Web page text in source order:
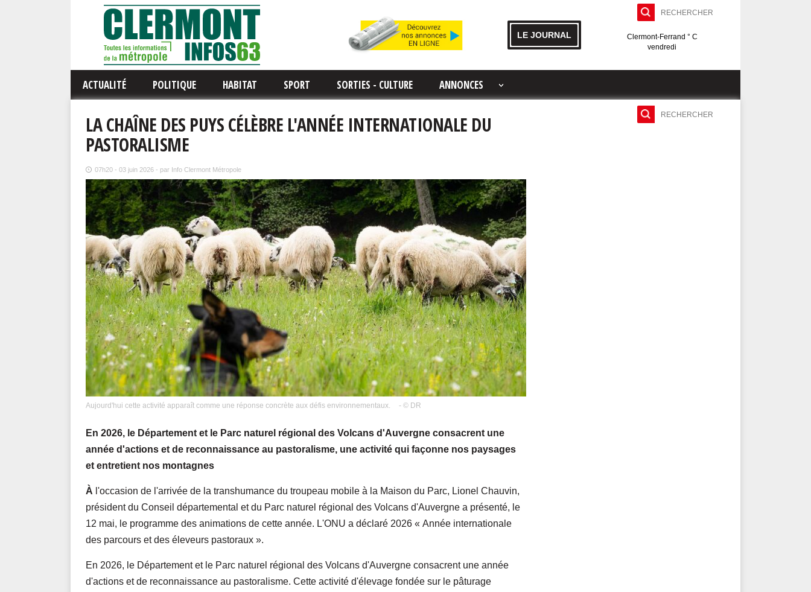
LE JOURNAL
Clermont-Ferrand ° C
vendredi
ACTUALITÉ POLITIQUE HABITAT SPORT SORTIES - CULTURE ANNONCES
LA CHAÎNE DES PUYS CÉLÈBRE L'ANNÉE INTERNATIONALE DU
PASTORALISME
07h20 - 03 juin 2026 - par Info Clermont Métropole
Aujourd'hui cette activité apparaît comme une réponse concrète aux défis environnementaux. - © DR
En 2026, le Département et le Parc naturel régional des Volcans d'Auvergne consacrent une
année d'actions et de reconnaissance au pastoralisme, une activité qui façonne nos paysages
et entretient nos montagnes
À l'occasion de l'arrivée de la transhumance du troupeau mobile à la Maison du Parc, Lionel Chauvin,
président du Conseil départemental et du Parc naturel régional des Volcans d'Auvergne a présenté, le
12 mai, le programme des animations de cette année. L'ONU a déclaré 2026 « Année internationale
des parcours et des éleveurs pastoraux ».
En 2026, le Département et le Parc naturel régional des Volcans d'Auvergne consacrent une année
d'actions et de reconnaissance au pastoralisme. Cette activité d'élevage fondée sur le pâturage